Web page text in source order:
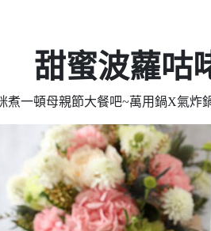
甜蜜波蘿咕
煮一頓母親節大餐吧~萬用鍋X氣炸